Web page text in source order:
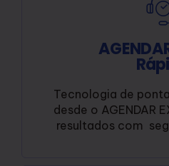
Tecnologia de
desde o AGENDAR
resultados com